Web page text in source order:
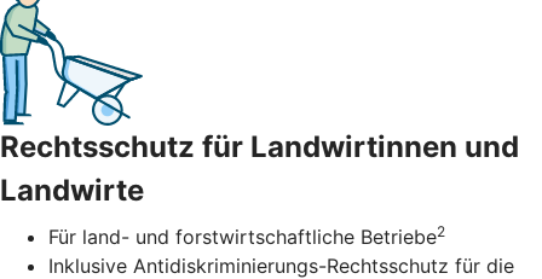
Rechtsschutz für Landwirtinnen und
Landwirte
Für land- und forstwirtschaftliche Betriebe2
Inklusive Antidiskriminierungs-Rechtsschutz für die